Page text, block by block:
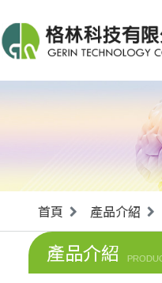
首頁 產品介紹
產品介紹